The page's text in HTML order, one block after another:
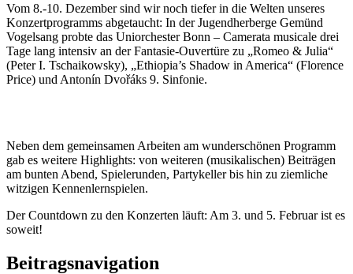
Vom 8.-10. Dezember sind wir noch tiefer in die Welten unseres
Konzertprogramms abgetaucht: In der Jugendherberge Gemünd
Vogelsang probte das Uniorchester Bonn – Camerata musicale drei
Tage lang intensiv an der Fantasie-Ouvertüre zu „Romeo & Julia“
(Peter I. Tschaikowsky), „Ethiopia’s Shadow in America“ (Florence
Price) und Antonín Dvořáks 9. Sinfonie.
Neben dem gemeinsamen Arbeiten am wunderschönen Programm
gab es weitere Highlights: von weiteren (musikalischen) Beiträgen
am bunten Abend, Spielerunden, Partykeller bis hin zu ziemliche
witzigen Kennenlernspielen.
Der Countdown zu den Konzerten läuft: Am 3. und 5. Februar ist es
soweit!
Beitragsnavigation